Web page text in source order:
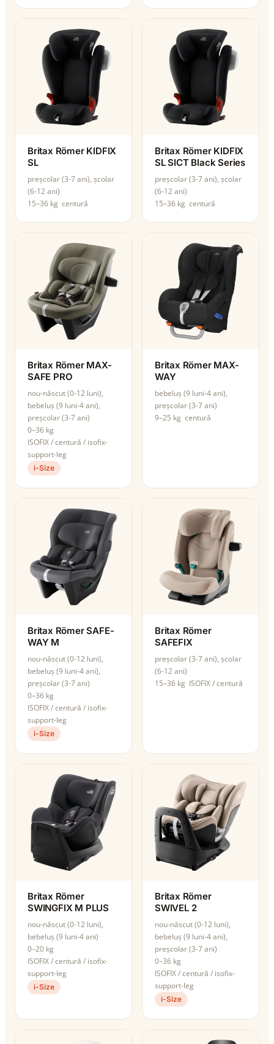
Britax Römer KIDFIX
SL
preșcolar (3-7 ani), școlar
(6-12 ani)
15–36 kg centură
Britax Römer KIDFIX
SL SICT Black Series
preșcolar (3-7 ani), școlar
(6-12 ani)
15–36 kg centură
Britax Römer MAX-
SAFE PRO
nou-născut (0-12 luni),
bebeluș (9 luni-4 ani),
preșcolar (3-7 ani)
0–36 kg
ISOFIX / centură / isofix-
support-leg
i-Size
Britax Römer MAX-
WAY
bebeluș (9 luni-4 ani),
preșcolar (3-7 ani)
9–25 kg centură
Britax Römer SAFE-
WAY M
nou-născut (0-12 luni),
bebeluș (9 luni-4 ani),
preșcolar (3-7 ani)
0–36 kg
ISOFIX / centură / isofix-
support-leg
i-Size
Britax Römer
SAFEFIX
preșcolar (3-7 ani), școlar
(6-12 ani)
15–36 kg ISOFIX / centură
Britax Römer
SWINGFIX M PLUS
nou-născut (0-12 luni),
bebeluș (9 luni-4 ani)
0–20 kg
ISOFIX / centură / isofix-
support-leg
i-Size
Britax Römer
SWIVEL 2
nou-născut (0-12 luni),
bebeluș (9 luni-4 ani),
preșcolar (3-7 ani)
0–36 kg
ISOFIX / centură / isofix-
support-leg
i-Size